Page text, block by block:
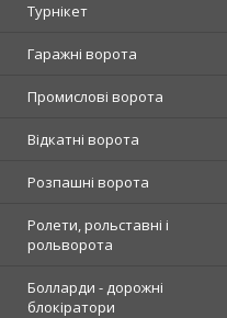
Турнікет
Гаражні ворота
Промислові ворота
Відкатні ворота
Розпашні ворота
Ролети, рольставні і
рольворота
Болларди - дорожні
блокіратори